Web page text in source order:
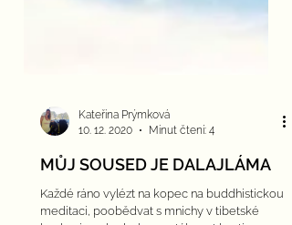
10. 12. 2020
Minut čtení: 4
MŮJ SOUSED JE DALAJLÁMA